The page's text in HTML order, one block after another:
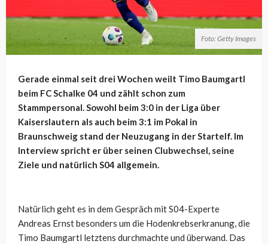
Foto: Getty Images
Gerade einmal seit drei Wochen weilt Timo Baumgartl
beim FC Schalke 04 und zählt schon zum
Stammpersonal. Sowohl beim 3:0 in der Liga über
Kaiserslautern als auch beim 3:1 im Pokal in
Braunschweig stand der Neuzugang in der Startelf. Im
Interview spricht er über seinen Clubwechsel, seine
Ziele und natürlich S04 allgemein.
Natürlich geht es in dem Gespräch mit S04-Experte
Andreas Ernst besonders um die Hodenkrebserkranung, die
Timo Baumgartl letztens durchmachte und überwand. Das